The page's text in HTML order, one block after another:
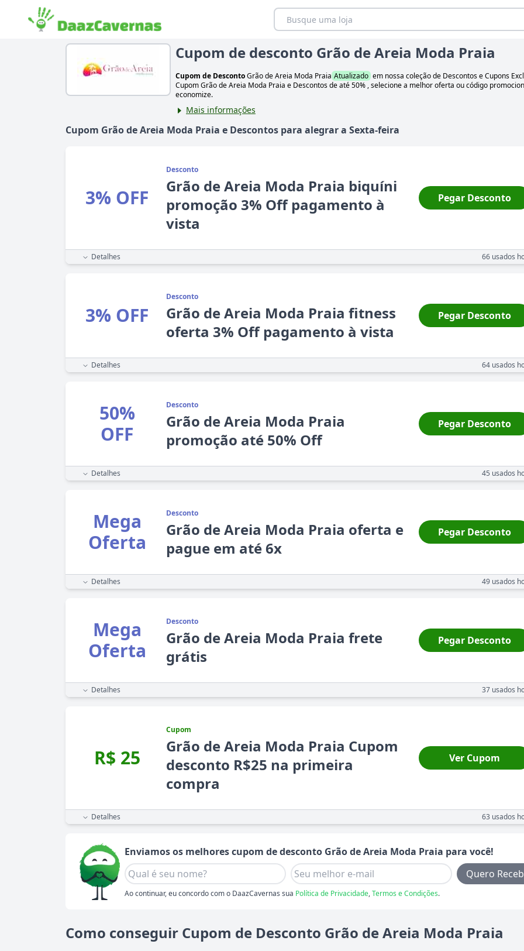
Cupom de desconto Grão de Areia Moda Praia
Cupom de DescontoGrão de Areia Moda Praia Atualizado em nossa coleção de Descontos e Cupons
CupomGrão de Areia Moda Praia e Descontosde até 50% , selecione a melhor oferta ou código
economize.
Mais informações
Cupom Grão de Areia Moda Praia e Descontos para alegrara Sexta-feira
3% OFF
Desconto
Grão de Areia Moda Praia biquíni
promoção 3% Off pagamento à
vista
Pegar Desconto
Detalhes 66usados
3% OFF
Desconto
Grão de Areia Moda Praia fitness
oferta 3% Off pagamento à vista
Pegar Desconto
Detalhes 64usados
50%
OFF
Desconto
Grão de Areia Moda Praia
promoção até 50% Off
Pegar Desconto
Detalhes 45 usados
Mega
Oferta
Desconto
Grão de Areia Moda Praia oferta e
pague em até 6x
Pegar Desconto
Detalhes 49usados
Mega
Oferta
Desconto
Grão de Areia Moda Praia frete
grátis
Pegar Desconto
Detalhes 37usados
R$ 25
Cupom
Grão de Areia Moda Praia Cupom
desconto R$25 na primeira
compra
Ver Cupom
Detalhes 63usados
Enviamos os melhores cupom de desconto Grão de Areia Moda Praia para você!
Quero
Ao continuar, eu concordo com o DaazCavernas sua Política de Privacidade,Termos e Condições.
Como conseguir Cupom de Desconto Grão de Areia Moda Praia